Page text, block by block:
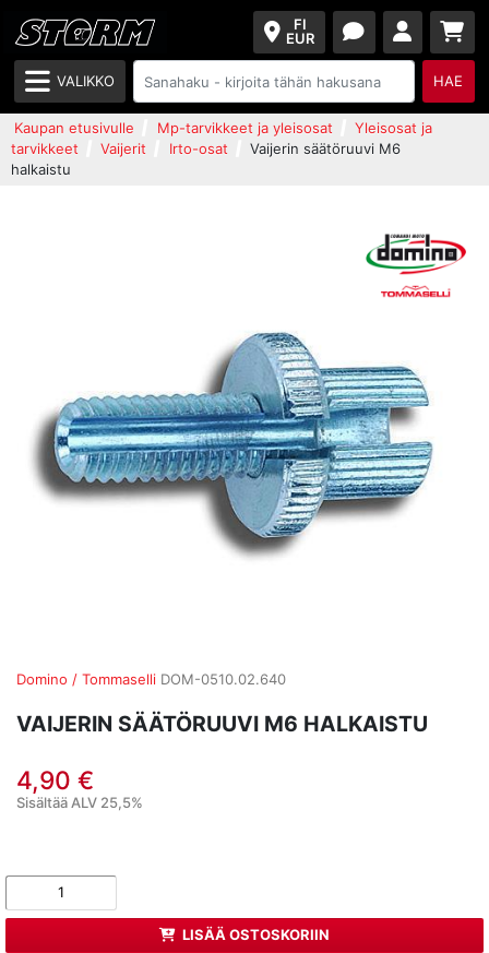
FI
EUR
VALIKKO HAE
Kaupan etusivulle Mp-tarvikkeet ja yleisosat
Yleisosat ja
tarvikkeet
Vaijerit Irto-osat
Vaijerin säätöruuvi M6
halkaistu
Domino / Tommaselli DOM-0510.02.640
VAIJERIN SÄÄTÖRUUVI M6 HALKAISTU
4,90 €
Sisältää ALV 25,5%
LISÄÄ OSTOSKORIIN